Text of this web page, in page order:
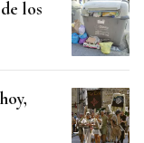
los